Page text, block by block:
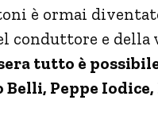
è ormai
conduttore e della
tutto è
Belli, Peppe